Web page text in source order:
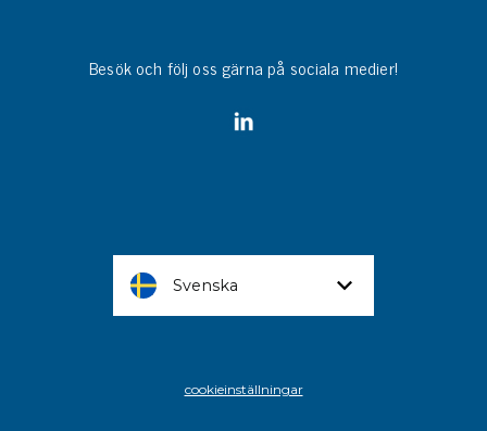
Besök och följ oss gärna på sociala medier!
Svenska
cookieinställningar